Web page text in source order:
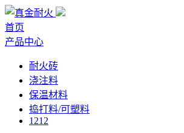
首页
产品中心
耐火砖
浇注料
保温材料
捣打料/可塑料
1212